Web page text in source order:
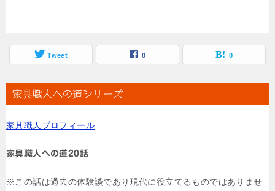
Tweet 0 0
家具職人への道シリーズ
家具職人プロフィール
家具職人への道20話
※この話は過去の体験談であり現代に役立てるものではありませ